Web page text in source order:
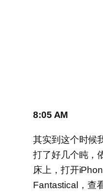
8:05 AM
其实到这个时候
打了好几个盹，
床上，打开
Fantastical，查